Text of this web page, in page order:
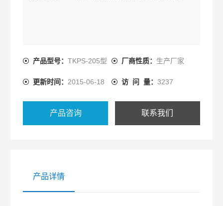
产品型号：TKPS-205型 厂商性质： 生产厂家
更新时间： 2015-06-18 访 问 量： 3237
产品咨询 联系我们
产品详情